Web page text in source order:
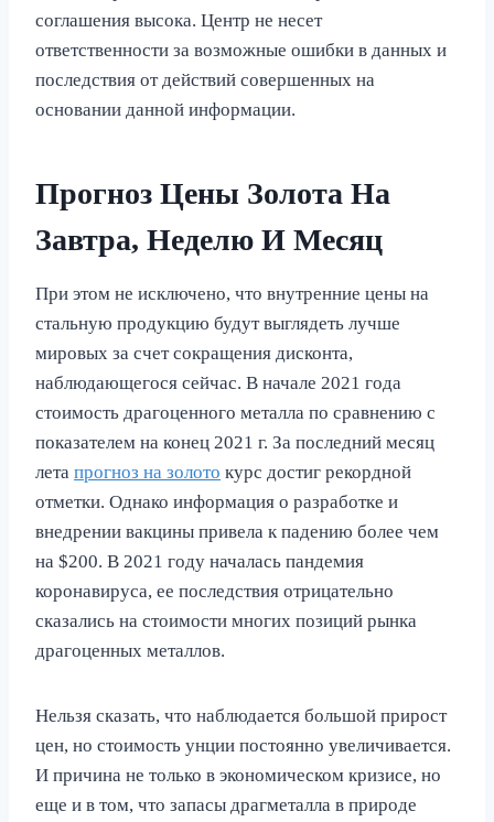
соглашения высока. Центр не несет
ответственности за возможные ошибки в данных и
последствия от действий совершенных на
основании данной информации.
Прогноз Цены Золота На
Завтра, Неделю И Месяц
При этом не исключено, что внутренние цены на
стальную продукцию будут выглядеть лучше
мировых за счет сокращения дисконта,
наблюдающегося сейчас. В начале 2021 года
стоимость драгоценного металла по сравнению с
показателем на конец 2021 г. За последний месяц
лета прогноз на золото курс достиг рекордной
отметки. Однако информация о разработке и
внедрении вакцины привела к падению более чем
на $200. В 2021 году началась пандемия
коронавируса, ее последствия отрицательно
сказались на стоимости многих позиций рынка
драгоценных металлов.
Нельзя сказать, что наблюдается большой прирост
цен, но стоимость унции постоянно увеличивается.
И причина не только в экономическом кризисе, но
еще и в том, что запасы драгметалла в природе